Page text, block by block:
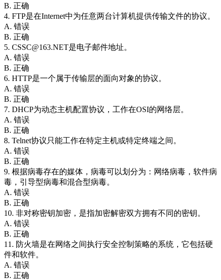
B. 正确
4. FTP是在Internet中为任意两台计算机提供传输文件的协议。
A. 错误
B. 正确
5. CSSC@163.NET是电子邮件地址。
A. 错误
B. 正确
6. HTTP是一个属于传输层的面向对象的协议。
A. 错误
B. 正确
7. DHCP为动态主机配置协议，工作在OSI的网络层。
A. 错误
B. 正确
8. Telnet协议只能工作在特定主机或特定终端之间。
A. 错误
B. 正确
9. 根据病毒存在的媒体，病毒可以划分为：网络病毒，软件病
毒，引导型病毒和混合型病毒。
A. 错误
B. 正确
10. 非对称密钥加密，是指加密解密双方拥有不同的密钥。
A. 错误
B. 正确
11. 防火墙是在网络之间执行安全控制策略的系统，它包括硬
件和软件。
A. 错误
B. 正确